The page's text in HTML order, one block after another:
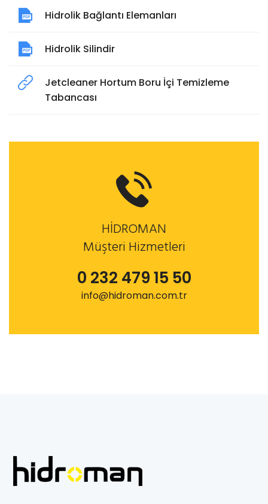
Hidrolik Bağlantı Elemanları
Hidrolik Silindir
Jetcleaner Hortum Boru İçi Temizleme
Tabancası
HİDROMAN
Müşteri Hizmetleri
0 232 479 15 50
info@hidroman.com.tr